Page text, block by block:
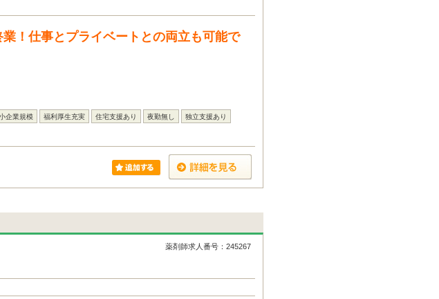
！仕事とプライベートとの両立も可能で
企業規模 福利厚生充実 住宅支援あり 夜勤無し 独立支援あり
薬剤師求人番号：245267